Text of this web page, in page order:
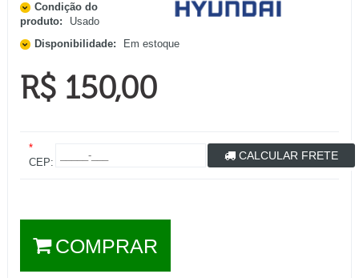
Condição do
produto:
Usado
Disponibilidade:
Em estoque
R$ 150,00
*
CEP:
CALCULAR FRETE
COMPRAR